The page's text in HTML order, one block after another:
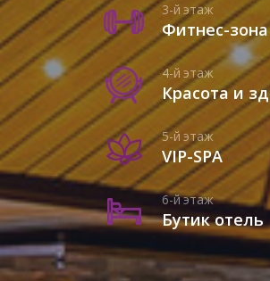
3-й этаж
Фитнес-зона
4-й этаж
Красота и
5-й этаж
VIP-SPA
6-йэтаж
Бутик отель